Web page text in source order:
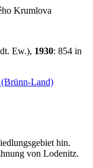
Krumlova
Ew.), 1930: 854 in
Land)
hin.
von Lodenitz.